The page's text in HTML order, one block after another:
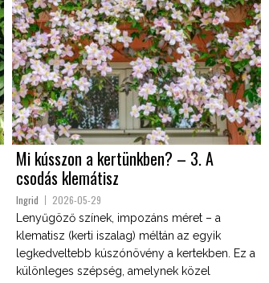
Mi kússzon a kertünkben? – 3. A
csodás klemátisz
Ingrid 2026-05-29
Lenyűgöző színek, impozáns méret – a
klematisz (kerti iszalag) méltán az egyik
legkedveltebb kúszónövény a kertekben. Ez a
különleges szépség, amelynek közel